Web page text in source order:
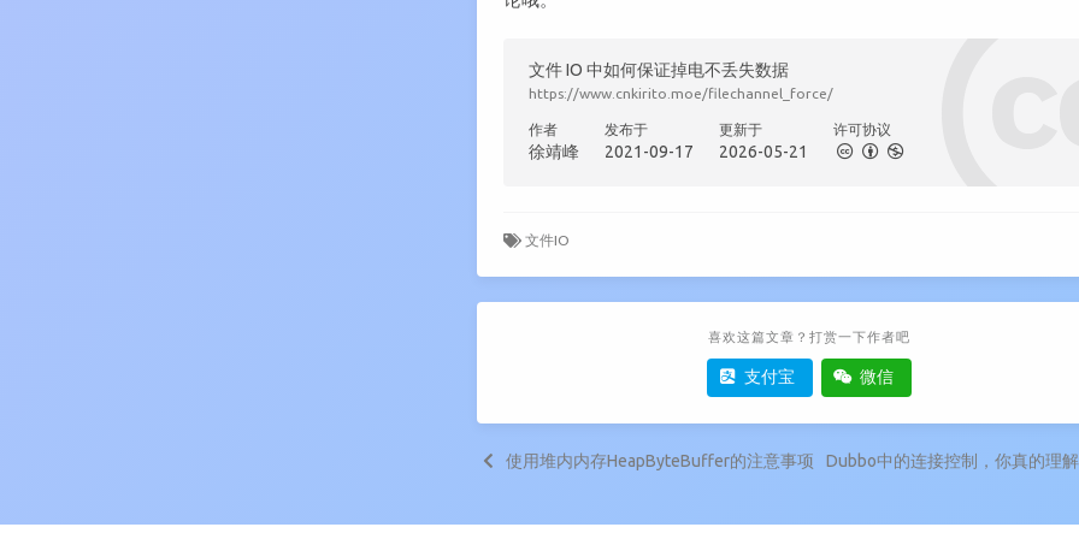
文件 IO 中如何保证掉电不丢失数据
https://www.cnkirito.moe/filechannel_force/
作者
徐靖峰
发布于
2021-09-17
更新于
2026-05-21
许可协议
文件IO
喜欢这篇文章？打赏一下作者吧
支付宝 微信
使用堆内内存HeapByteBuffer的注意事项 Dubbo中的连接控制，你真的理